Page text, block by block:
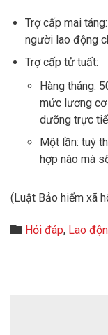
Trợ cấp mai
người lao động
Trợ cấp tử tuất:
Hàng tháng:
mức lương cơ
dưỡng trực
Một lần: tuỳ
hợp nào mà
(Luật Bảo hiểm xã
 Category
Hỏi đáp, Lao